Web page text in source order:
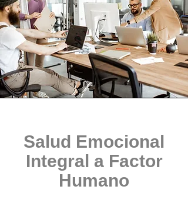
Salud Emocional
Integral a Factor
Humano